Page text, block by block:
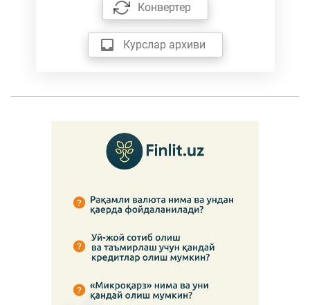
Конвертер
Курслар архиви